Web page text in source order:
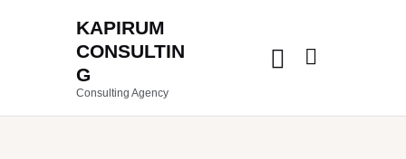
KAPIRUM
CONSULTIN
G
Consulting Agency